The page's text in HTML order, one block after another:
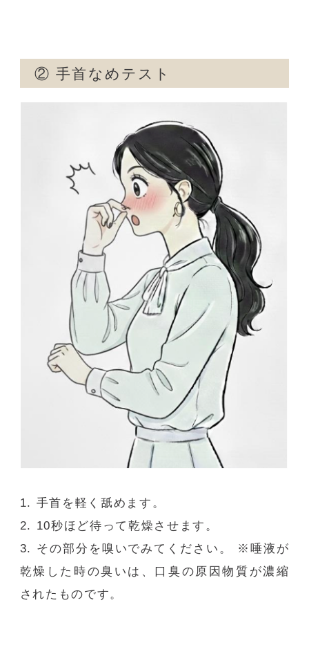
② 手首なめテスト
1. 手首を軽く舐めます。
2. 10秒ほど待って乾燥させます。
3. その部分を嗅いでみてください。 ※唾液が
乾燥した時の臭いは、口臭の原因物質が濃縮
されたものです。